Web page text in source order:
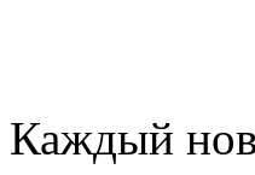
Каждый